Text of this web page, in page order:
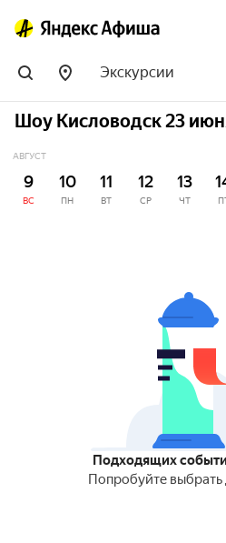
Экскурсии
Шоу Кисловодск 23
АВГУСТ
9
ВС
10
ПН
11
ВТ
12
СР
13
ЧТ
Подходящих
Попробуйте выбрать